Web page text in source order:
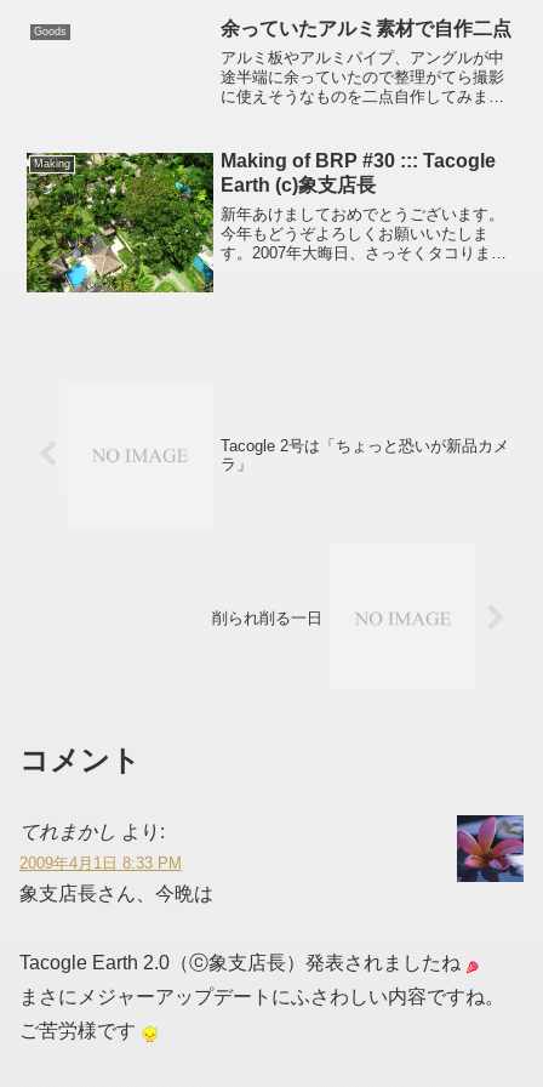
Goods 余っていたアルミ素材で自作二点
アルミ板やアルミパイプ、アングルが中
途半端に余っていたので整理がてら撮影
に使えそうなものを二点自作してみまし
4S用マウントStea...
Making
Making of BRP #30 ::: Tacogle
Earth (c)象支店長
新年あけましておめでとうございます。
今年もどうぞよろしくお願いいたしま
す。2007年大晦日、さっそくタコりまし
Tacogle 2号は「ちょっと恐いが新品カメ
ラ」
削られ削る一日
コメント
てれまかし より:
2009年4月1日 8:33 PM
象支店長さん、今晩は
Tacogle Earth 2.0（ⓒ象支店長）発表されましたね
まさにメジャーアップデートにふさわしい内容ですね。
ご苦労様です